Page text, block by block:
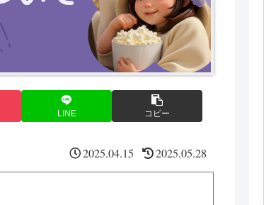
LINE コピー
2025.04.15 2025.05.28